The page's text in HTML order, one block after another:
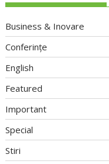
Business & Inovare
Conferințe
English
Featured
Important
Special
Stiri